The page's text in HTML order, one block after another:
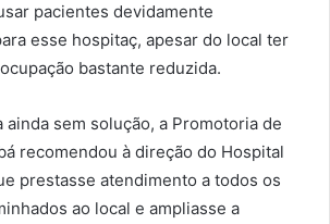
pacientes devidamente
esse hospitaç, apesar do local ter
bastante reduzida.
ainda sem solução, a Promotoria de
recomendou à direção do Hospital
prestasse atendimento a todos os
ao local e ampliasse a